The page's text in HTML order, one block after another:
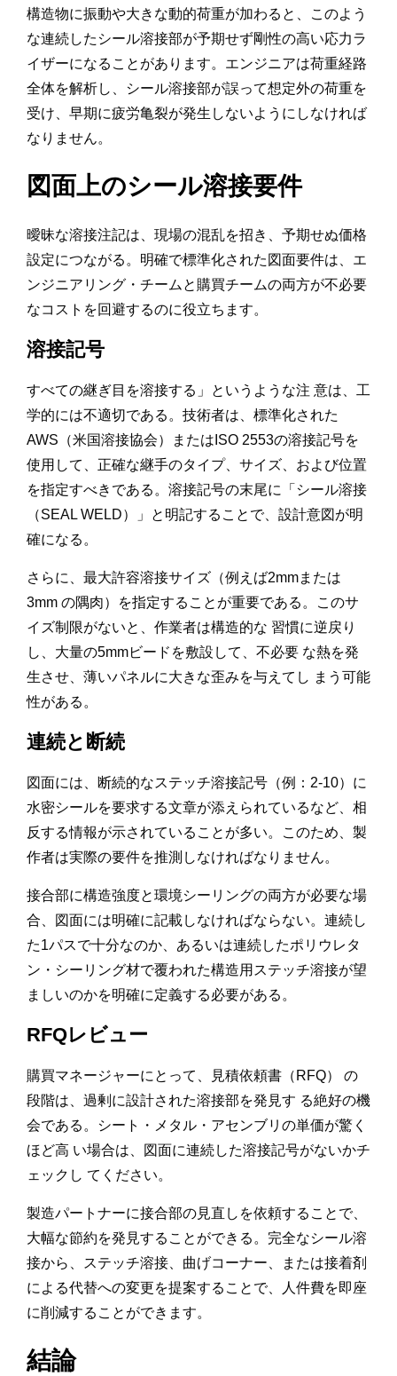
構造物に振動や大きな動的荷重が加わると、このよう
な連続したシール溶接部が予期せず剛性の高い応力ラ
イザーになることがあります。エンジニアは荷重経路
全体を解析し、シール溶接部が誤って想定外の荷重を
受け、早期に疲労亀裂が発生しないようにしなければ
なりません。
図面上のシール溶接要件
曖昧な溶接注記は、現場の混乱を招き、予期せぬ価格
設定につながる。明確で標準化された図面要件は、エ
ンジニアリング・チームと購買チームの両方が不必要
なコストを回避するのに役立ちます。
溶接記号
すべての継ぎ目を溶接する」というような注 意は、工
学的には不適切である。技術者は、標準化された
AWS（米国溶接協会）またはISO 2553の溶接記号を
使用して、正確な継手のタイプ、サイズ、および位置
を指定すべきである。溶接記号の末尾に「シール溶接
（SEAL WELD）」と明記することで、設計意図が明
確になる。
さらに、最大許容溶接サイズ（例えば2mmまたは
3mm の隅肉）を指定することが重要である。このサ
イズ制限がないと、作業者は構造的な 習慣に逆戻り
し、大量の5mmビードを敷設して、不必要 な熱を発
生させ、薄いパネルに大きな歪みを与えてし まう可能
性がある。
連続と断続
図面には、断続的なステッチ溶接記号（例：2-10）に
水密シールを要求する文章が添えられているなど、相
反する情報が示されていることが多い。このため、製
作者は実際の要件を推測しなければなりません。
接合部に構造強度と環境シーリングの両方が必要な場
合、図面には明確に記載しなければならない。連続し
た1パスで十分なのか、あるいは連続したポリウレタ
ン・シーリング材で覆われた構造用ステッチ溶接が望
ましいのかを明確に定義する必要がある。
RFQレビュー
購買マネージャーにとって、見積依頼書（RFQ） の
段階は、過剰に設計された溶接部を発見す る絶好の機
会である。シート・メタル・アセンブリの単価が驚く
ほど高 い場合は、図面に連続した溶接記号がないかチ
ェックし てください。
製造パートナーに接合部の見直しを依頼することで、
大幅な節約を発見することができる。完全なシール溶
接から、ステッチ溶接、曲げコーナー、または接着剤
による代替への変更を提案することで、人件費を即座
に削減することができます。
結論